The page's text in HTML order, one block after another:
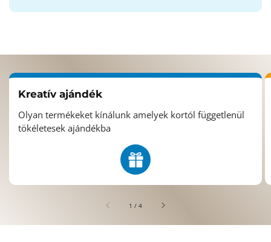
Kreatív ajándék
Olyan termékeket kínálunk amelyek kortól függetlenül
tökéletesek ajándékba
1 / /4